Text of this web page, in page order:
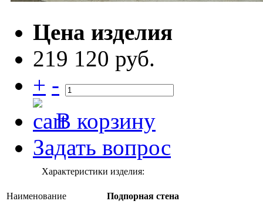
Цена изделия
219 120 руб.
+ -
В корзину
Задать вопрос
Характеристики изделия:
Наименование Подпорная стена